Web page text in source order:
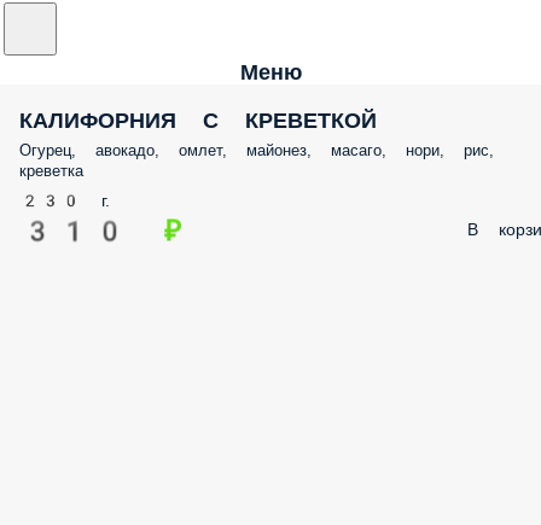
Меню
КАЛИФОРНИЯ С КРЕВЕТКОЙ
Огурец, авокадо, омлет, майонез, масаго, нори, рис,
креветка
230 г.
310 ₽ В